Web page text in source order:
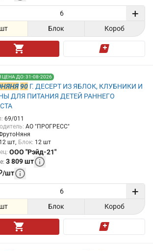
+
шт Блок Короб
ДО: 31-08-2026
90 Г. ДЕСЕРТ ИЗ ЯБЛОК, КЛУБНИКИ И
ДЛЯ ПИТАНИЯ ДЕТЕЙ РАННЕГО
: 69/011
: АО "ПРОГРЕСС"
12 шт Блок: 12 шт
: ООО "Рэйд-21"
: 3 809шт
/шт
+
шт Блок Короб